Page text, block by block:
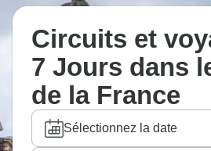
Circuits et
7 Jours dans
de la France
Sélectionnez la date